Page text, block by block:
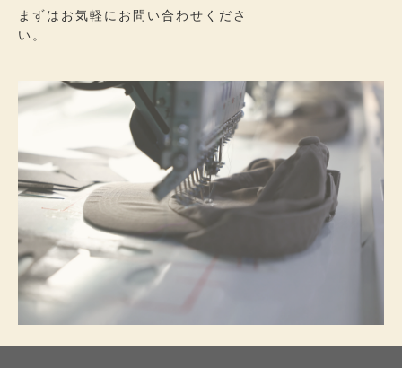
まずはお気軽にお問い合わせくださ
い。